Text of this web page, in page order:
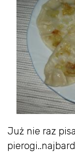
Już nie raz